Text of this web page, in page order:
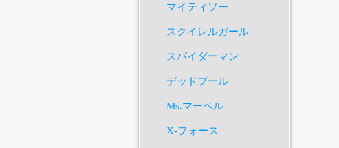
マイティソー
スクイレルガール
スパイダーマン
デッドプール
Ms.マーベル
X-フォース